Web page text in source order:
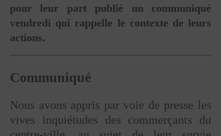
pour leur part publié un communiqué
vendredi qui rappelle le contexte de leurs
actions.
Communiqué
Nous avons appris par voie de presse les
vives inquiétudes des commerçants du